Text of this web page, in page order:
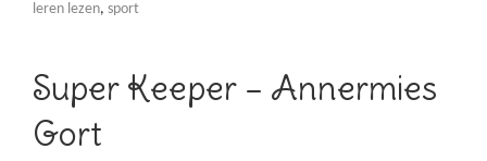
leren lezen, sport
Super Keeper – Annermies
Gort